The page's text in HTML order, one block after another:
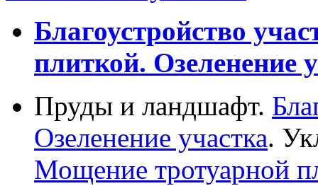
Благоустройство
плиткой. Озеленение
Пруды и ландшафт.
Озеленение участка.
Мощение тротуарной